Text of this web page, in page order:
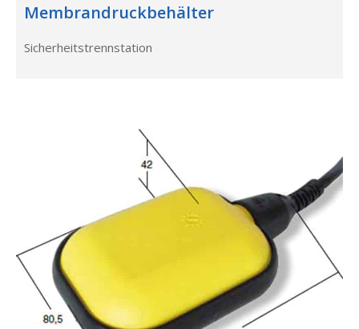
Membrandruckbehälter
Sicherheitstrennstation